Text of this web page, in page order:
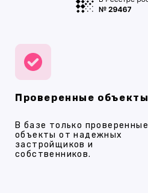
Проверенные объекты
В базе только проверенные
объекты от надежных
застройщиков и
собственников.